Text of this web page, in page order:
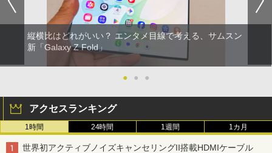
縦横比はどれがいい？ エンタメ目線で考える、サムスン
新「Galaxy Z Fold」
● ● ●
アクセスランキング
1時間 24時間 1週間 1カ月
世界初アクティブノイズキャンセリングII搭載HDMIケーブル